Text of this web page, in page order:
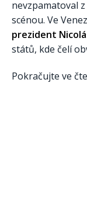
nevzpamatoval
scénou. Ve
prezident
států, kde čelí
Pokračujte ve